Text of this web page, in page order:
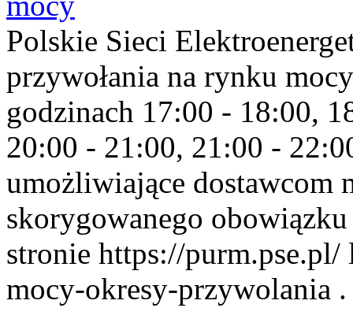
Polskie Sieci
przywołania na rynku
godzinach 17:00 - 18:00,
20:00 - 21:00, 21:00 -
umożliwiające dostawcom
skorygowanego
stronie https://
mocy-okresy-przywolania